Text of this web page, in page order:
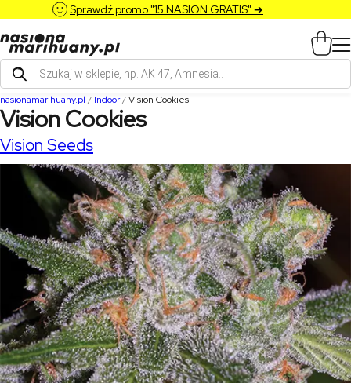
Sprawdź promo "15 NASION GRATIS" ➔
Wyszukiwarka
produktów
nasionamarihuany.pl / Indoor/Vision Cookies
Vision Cookies
Vision Seeds